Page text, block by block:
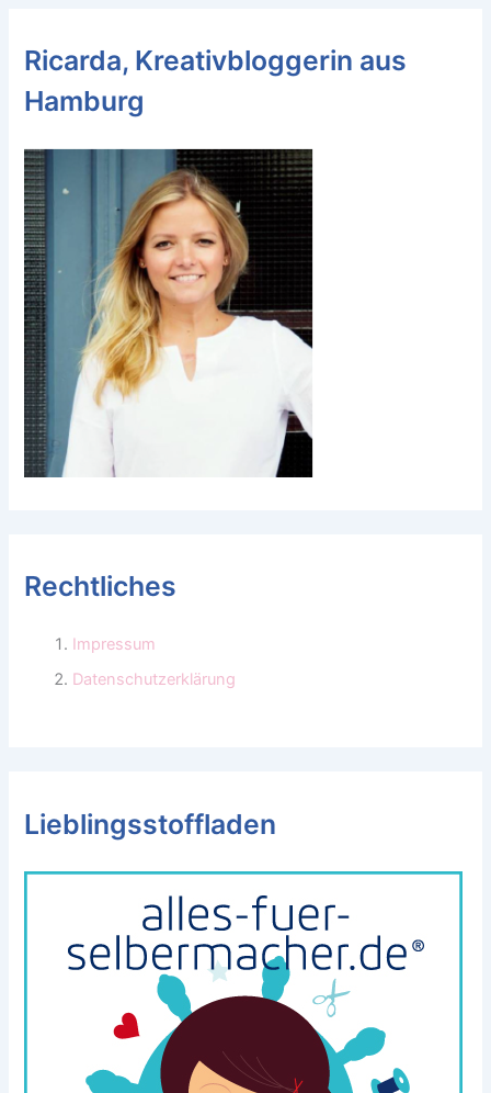
Ricarda, Kreativbloggerin aus
Hamburg
Rechtliches
Impressum
Datenschutzerklärung
Lieblingsstoffladen